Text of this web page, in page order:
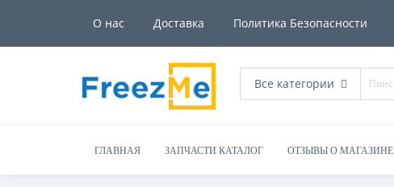
О нас Доставка Политика Безопасности
Все категории
ГЛАВНАЯ ЗАПЧАСТИ КАТАЛОГ ОТЗЫВЫ О МАГАЗИНЕ